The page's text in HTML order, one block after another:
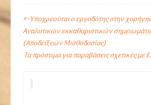
←Υποχρεούται ο εργοδότης στην
Αναλυτικών εκκαθαριστικών
(Αποδείξεων Μισθοδοσίας)
Tα πρόστιμα για παραβάσεις σχετικές